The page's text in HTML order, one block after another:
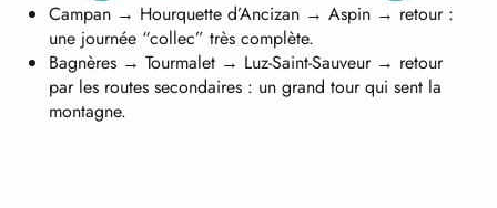
Col d’Aspin (1 493 m) : montée régulière, vues
Campan → Hourquette d’Ancizan → Aspin → retour :
une journée “collec” très complète.
Bagnères → Tourmalet → Luz-Saint-Sauveur → retour
par les routes secondaires : un grand tour qui sent la
montagne.